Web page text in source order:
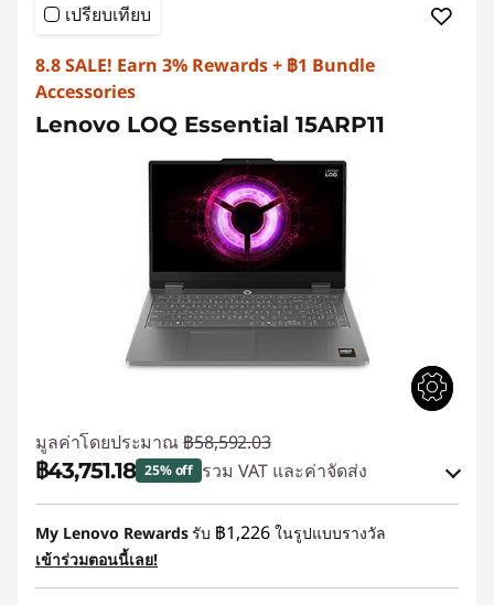
เปรียบเทียบ
8.8 SALE! Earn 3% Rewards + ฿1 Bundle
Accessories
Lenovo LOQ Essential 15ARP11
มูลค่าโดยประมาณ ฿58,592.03
฿43,751.18 25% off รวม VAT และค่าจัดส่ง
ประหยัดทันที :-฿14,840.85
ใช้ eCoupon :
My Lenovo Rewardsรับ ฿1,226 ในรูปแบบรางวัล
เข้าร่วมตอนนี้เลย!